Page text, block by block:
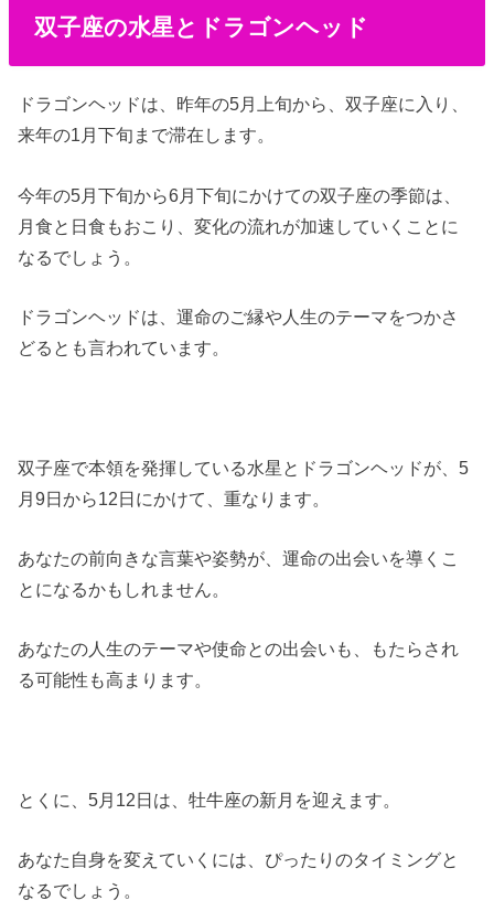
双子座の水星とドラゴンヘッド
ドラゴンヘッドは、昨年の5月上旬から、双子座に入り、
来年の1月下旬まで滞在します。
今年の5月下旬から6月下旬にかけての双子座の季節は、
月食と日食もおこり、変化の流れが加速していくことに
なるでしょう。
ドラゴンヘッドは、運命のご縁や人生のテーマをつかさ
どるとも言われています。
双子座で本領を発揮している水星とドラゴンヘッドが、5
月9日から12日にかけて、重なります。
あなたの前向きな言葉や姿勢が、運命の出会いを導くこ
とになるかもしれません。
あなたの人生のテーマや使命との出会いも、もたらされ
る可能性も高まります。
とくに、5月12日は、牡牛座の新月を迎えます。
あなた自身を変えていくには、ぴったりのタイミングと
なるでしょう。